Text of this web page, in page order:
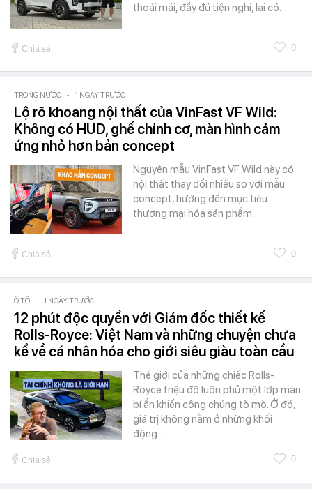
thoải mái, đầy đủ tiện nghi, lại có…
Chia sẻ 0
TRONG NƯỚC - 1 NGÀY TRƯỚC
Lộ rõ khoang nội thất của VinFast VF Wild:
Không có HUD, ghế chỉnh cơ, màn hình cảm
ứng nhỏ hơn bản concept
Nguyên mẫu VinFast VF Wild này có
nội thất thay đổi nhiều so với mẫu
concept, hướng đến mục tiêu
thương mại hóa sản phẩm.
Chia sẻ 0
Ô TÔ - 1 NGÀY TRƯỚC
12 phút độc quyền với Giám đốc thiết kế
Rolls-Royce: Việt Nam và những chuyện chưa
kể về cá nhân hóa cho giới siêu giàu toàn cầu
Thế giới của những chiếc Rolls-
Royce triệu đô luôn phủ một lớp màn
bí ẩn khiến công chúng tò mò. Ở đó,
giá trị không nằm ở những khối
động…
Chia sẻ 0